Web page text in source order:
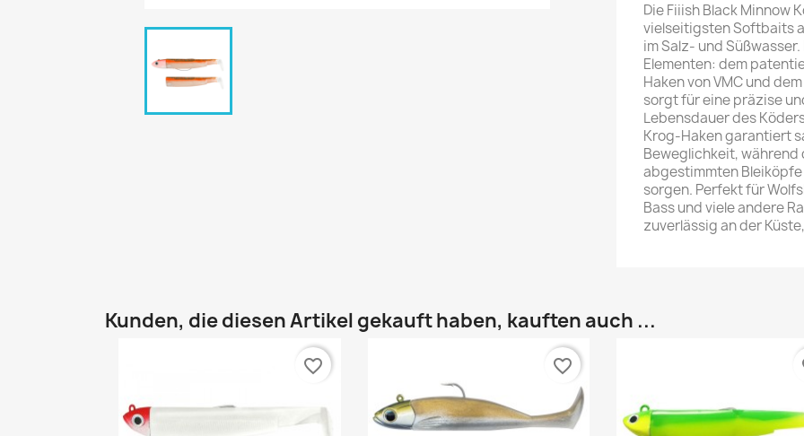
Die Fiiish Black Minnow
vielseitigsten Softbaits
im Salz- und
Elementen: dem
Haken von VMC und
sorgt für eine präzise
Lebensdauer des
Krog-Haken garantiert
Beweglichkeit, während
abgestimmten
sorgen. Perfekt für
Bass und viele andere
zuverlässig an der
Kunden, die diesen Artikel gekauft haben, kauften auch ...
favorite_border favorite_border